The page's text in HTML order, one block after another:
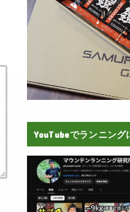
YouTubeでランニング